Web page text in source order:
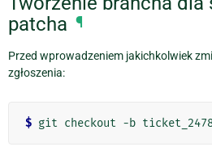
patcha ¶
Przed wprowadzeniem jakichkolwiek
zgłoszenia:
$